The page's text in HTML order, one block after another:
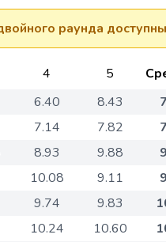
раунда доступны
4 5
6.40 8.43
7.14 7.82
8.93 9.88
10.08 9.11
9.74 9.83
10.24 10.60